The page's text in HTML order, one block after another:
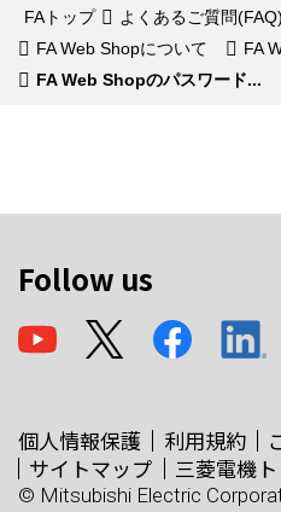
FAトップ よくあるご質問(FAQ)
FA Web Shopについて
FA
FA Web Shopのパスワード...
Follow us
個人情報保護 利用規約
サイトマップ
三菱電機
© Mitsubishi Electric